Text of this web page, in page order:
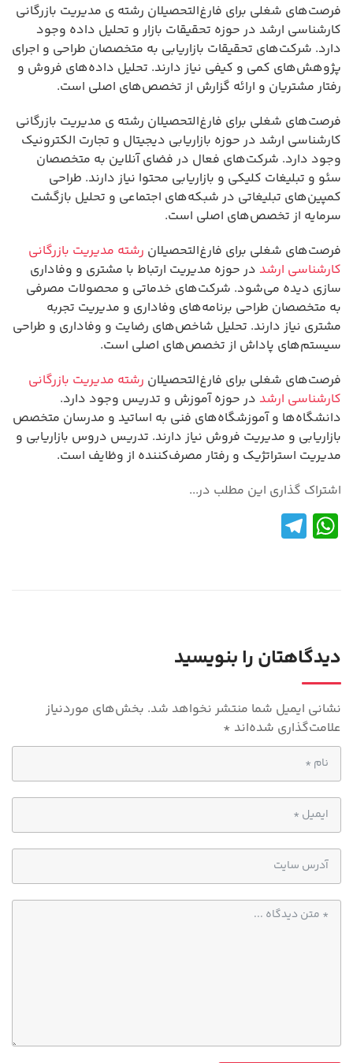
فرصت‌های شغلی برای فارغ‌التحصیلان رشته ی مدیریت بازرگانی
کارشناسی ارشد در حوزه تحقیقات بازار و تحلیل داده وجود
دارد. شرکت‌های تحقیقات بازاریابی به متخصصان طراحی و اجرای
پژوهش‌های کمی و کیفی نیاز دارند. تحلیل داده‌های فروش و
رفتار مشتریان و ارائه گزارش از تخصص‌های اصلی است.
فرصت‌های شغلی برای فارغ‌التحصیلان رشته ی مدیریت بازرگانی
کارشناسی ارشد در حوزه بازاریابی دیجیتال و تجارت الکترونیک
وجود دارد. شرکت‌های فعال در فضای آنلاین به متخصصان
سئو و تبلیغات کلیکی و بازاریابی محتوا نیاز دارند. طراحی
کمپین‌های تبلیغاتی در شبکه‌های اجتماعی و تحلیل بازگشت
سرمایه از تخصص‌های اصلی است.
فرصت‌های شغلی برای فارغ‌التحصیلان رشته مدیریت بازرگانی
کارشناسی ارشد در حوزه مدیریت ارتباط با مشتری و وفاداری
سازی دیده می‌شود. شرکت‌های خدماتی و محصولات مصرفی
به متخصصان طراحی برنامه‌های وفاداری و مدیریت تجربه
مشتری نیاز دارند. تحلیل شاخص‌های رضایت و وفاداری و طراحی
سیستم‌های پاداش از تخصص‌های اصلی است.
فرصت‌های شغلی برای فارغ‌التحصیلان رشته مدیریت بازرگانی
کارشناسی ارشد در حوزه آموزش و تدریس وجود دارد.
دانشگاه‌ها و آموزشگاه‌های فنی به اساتید و مدرسان متخصص
بازاریابی و مدیریت فروش نیاز دارند. تدریس دروس بازاریابی و
مدیریت استراتژیک و رفتار مصرف‌کننده از وظایف است.
اشتراک گذاری این مطلب در...
W
h
p
p
دیدگاهتان را بنویسید
نشانی ایمیل شما منتشر نخواهد شد. بخش‌های موردنیاز
علامت‌گذاری شده‌اند *